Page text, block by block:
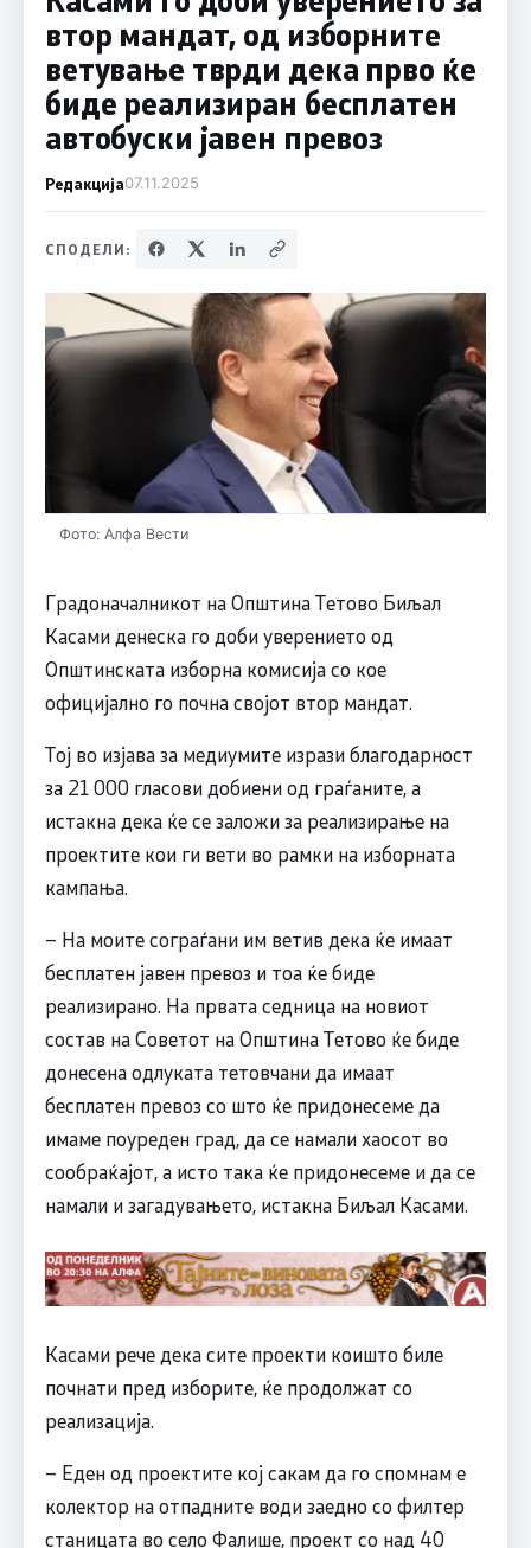
втор мандат, од изборните
ветување тврди дека прво ќе
биде реализиран бесплатен
автобуски јавен превоз
Редакција07.11.2025
СПОДЕЛИ:
Фото: Алфа Вести
Градоначалникот на Општина Тетово Биљал
Касами денеска го доби уверението од
Општинската изборна комисија со кое
официјално го почна својот втор мандат.
Тој во изјава за медиумите изрази благодарност
за 21 000 гласови добиени од граѓаните, а
истакна дека ќе се заложи за реализирање на
проектите кои ги вети во рамки на изборната
кампања.
– На моите сограѓани им ветив дека ќе имаат
бесплатен јавен превоз и тоа ќе биде
реализирано. На првата седница на новиот
состав на Советот на Општина Тетово ќе биде
донесена одлуката тетовчани да имаат
бесплатен превоз со што ќе придонесеме да
имаме поуреден град, да се намали хаосот во
сообраќајот, а исто така ќе придонесеме и да се
намали и загадувањето, истакна Биљал Касами.
Касами рече дека сите проекти коишто биле
почнати пред изборите, ќе продолжат со
реализација.
– Еден од проектите кој сакам да го спомнам е
колектор на отпадните води заедно со филтер
станицата во село Фалише, проект со над 40